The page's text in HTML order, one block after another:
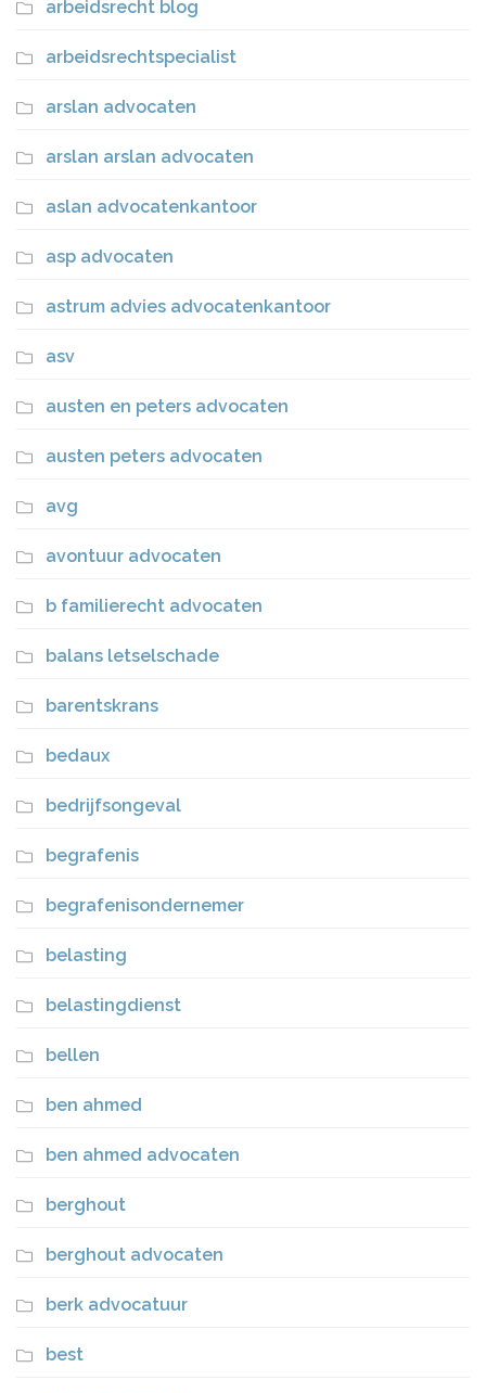
arbeidsrecht blog
arbeidsrechtspecialist
arslan advocaten
arslan arslan advocaten
aslan advocatenkantoor
asp advocaten
astrum advies advocatenkantoor
asv
austen en peters advocaten
austen peters advocaten
avg
avontuur advocaten
b familierecht advocaten
balans letselschade
barentskrans
bedaux
bedrijfsongeval
begrafenis
begrafenisondernemer
belasting
belastingdienst
bellen
ben ahmed
ben ahmed advocaten
berghout
berghout advocaten
berk advocatuur
best